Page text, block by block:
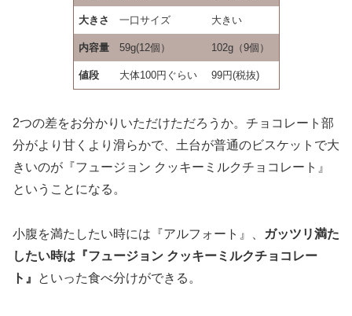
大きさ 一口サイズ 大きい
内容量 59g(12個） 102g（9個）
値段 大体100円ぐらい 99円(税抜)
2つの差をお分かりいただけただろうか。チョコレート部
分がより甘くより滑らかで、土台が普通のビスケットで大
きいのが『フュージョン クッキーミルクチョコレート』
ということになる。
小腹を満たしたい時には『アルフォート』、
ガッツリ満た
したい時は『フュージョン クッキーミルクチョコレー
ト』
といった食べ分けができる。